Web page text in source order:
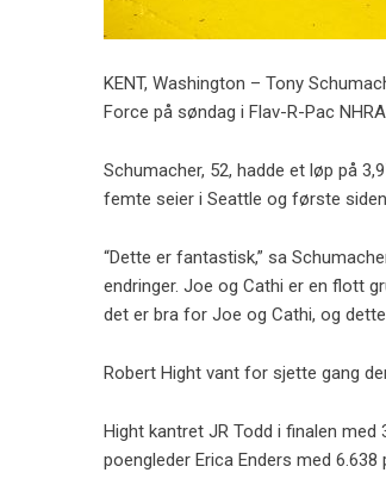
KENT, Washington – Tony
Force på søndag i Flav-R-Pac
Schumacher, 52, hadde et løp på
femte seier i Seattle og første
“Dette er fantastisk,” sa
endringer. Joe og Cathi er en flott
det er bra for Joe og Cathi, og
Robert Hight vant for sjette gang
Hight kantret JR Todd i finalen med
poengleder Erica Enders med 6.638